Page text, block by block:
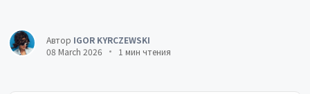
Автор IGOR KYRCZEWSKI
08 March 2026
1 мин чтения